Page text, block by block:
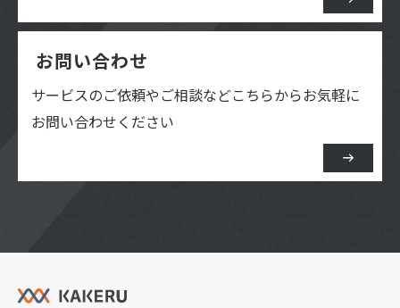
お問い合わせ
サービスのご依頼やご相談などこちらからお気軽に
お問い合わせください